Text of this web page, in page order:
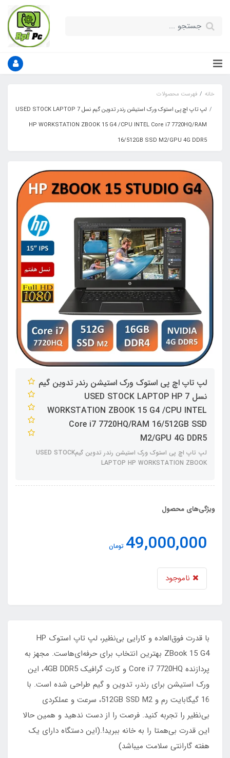
خانه
فهرست محصولات
لپ تاپ اچ پی استوک ورک استیشن رندر تدوین گیم نسل 7 USED STOCK LAPTOP
HP WORKSTATION ZBOOK 15 G4 /CPU INTEL Core i7 7720HQ/RAM
16/512GB SSD M2/GPU 4G DDR5
لپ تاپ اچ پی استوک ورک استیشن رندر تدوین گیم
نسل 7 USED STOCK LAPTOP HP
WORKSTATION ZBOOK 15 G4 /CPU INTEL
Core i7 7720HQ/RAM 16/512GB SSD
M2/GPU 4G DDR5
لپ تاپ اچ پی استوک ورک استیشن رندر تدوین گیمUSED STOCK
LAPTOP HP WORKSTATION ZBOOK
ویژگی‌های محصول
49,000,000 تومان
ناموجود
با قدرت فوق‌العاده و کارایی بی‌نظیر، لپ تاپ استوک HP
ZBook 15 G4 بهترین انتخاب برای حرفه‌ای‌هاست. مجهز به
پردازنده Core i7 7720HQ و کارت گرافیک 4GB DDR5، این
ورک استیشن برای رندر، تدوین و گیم طراحی شده است. با
16 گیگابایت رم و 512GB SSD M2، سرعت و عملکردی
بی‌نظیر را تجربه کنید. فرصت را از دست ندهید و همین حالا
این قدرت بی‌همتا را به خانه ببرید!.(این دستگاه دارای یک
هفته گارانتی سلامت میباشد)